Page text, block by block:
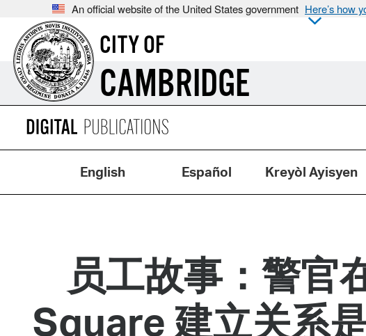
An official website of the United States government Here’s how
CITY OF
CAMBRIDGE
English Español Kreyòl Ayisyen
员工故事：警
Square 建立关系